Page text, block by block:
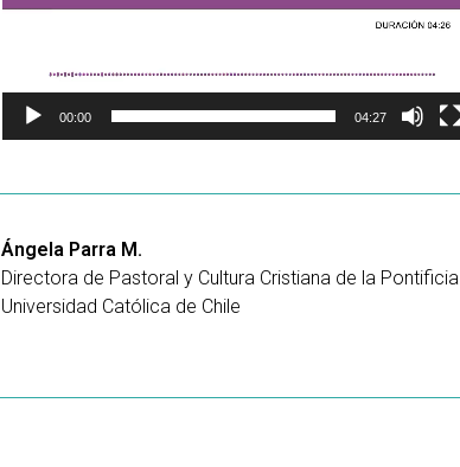
00:00 04:27
Ángela Parra M.
Directora de Pastoral y Cultura Cristiana de la Pontificia
Universidad Católica de Chile